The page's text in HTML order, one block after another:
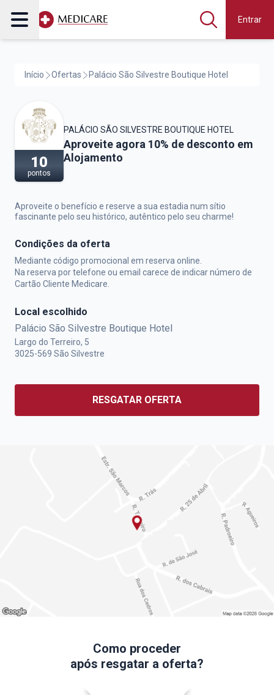
Entrar
Início Ofertas Palácio São Silvestre Boutique Hotel
10
pontos
PALÁCIO SÃO SILVESTRE BOUTIQUE HOTEL
Palácio São Silvestre Boutique Hotel,
Aproveite agora 10% de desconto em
Alojamento
Aproveite o benefício e reserve a sua estadia num sítio
fascinante pelo seu histórico, autêntico pelo seu charme!
Condições da oferta
Mediante código promocional em reserva online.
Na reserva por telefone ou email carece de indicar número de
Cartão Cliente Medicare.
Local escolhido
Palácio São Silvestre Boutique Hotel
Largo do Terreiro, 5
3025-569 São Silvestre
RESGATAR OFERTA
Como proceder
após resgatar a oferta?